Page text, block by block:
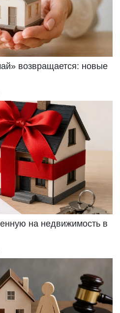
возвращается: новые
на недвижимость в